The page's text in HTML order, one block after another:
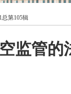
总第105辑
监管